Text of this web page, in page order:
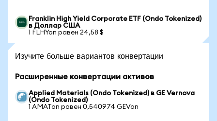
Franklin High Yield Corporate ETF (Ondo Tokenized)
в Доллар США
1 FLHYon равен 24,58 $
Изучите больше вариантов конвертации
Расширенные конвертации активов
Applied Materials (Ondo Tokenized) в GE Vernova
(Ondo Tokenized)
1 AMATon равен 0,540974 GEVon